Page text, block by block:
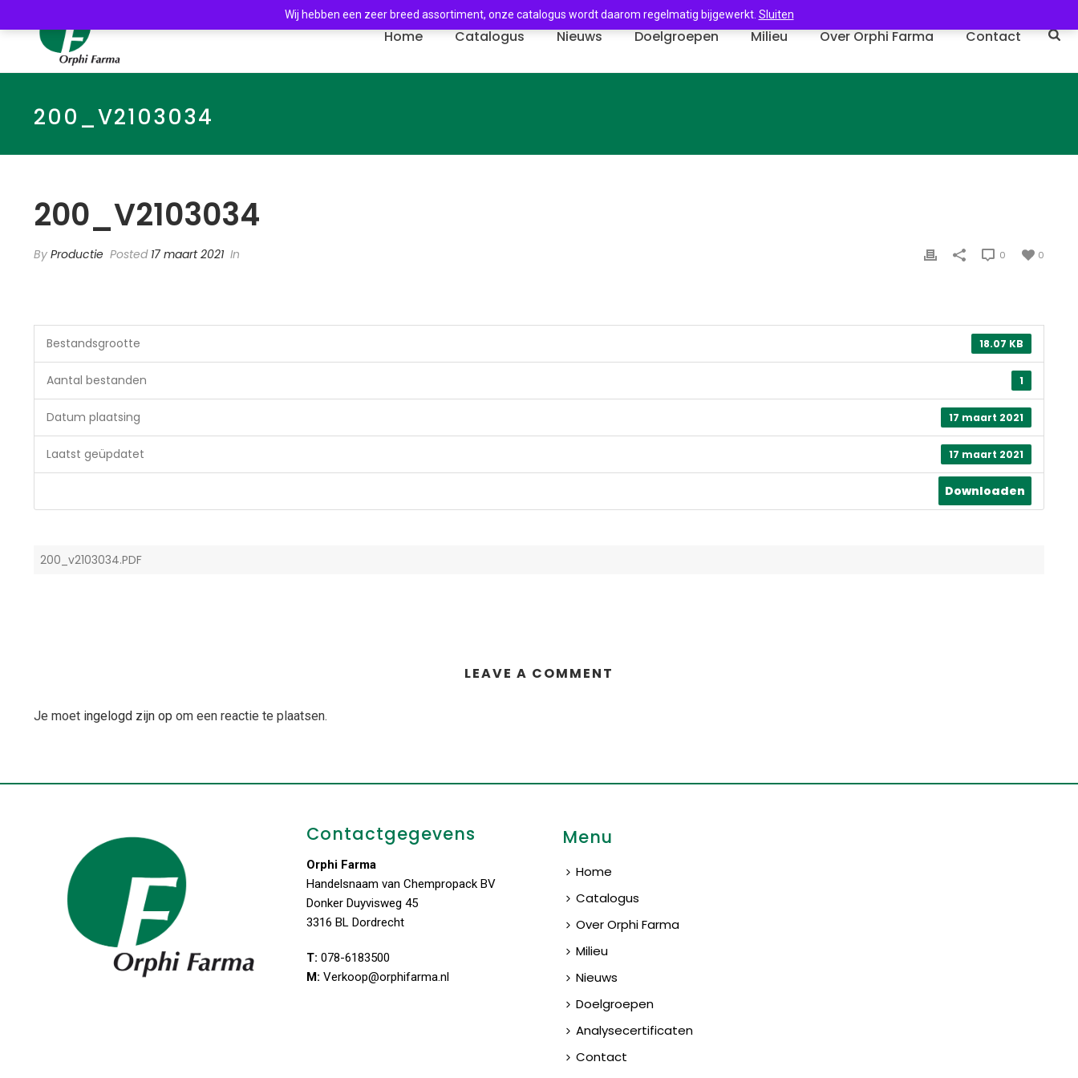
Home Catalogus Nieuws Doelgroepen Milieu Over Orphi Farma Contact
200_V2103034
200_V2103034
By Productie Posted 17 maart 2021 In 0
0
18.07 KB
Bestandsgrootte
1
Aantal bestanden
17 maart 2021
Datum plaatsing
17 maart 2021
Laatst geüpdatet
Downloaden
200_v2103034.PDF
LEAVE A COMMENT
Je moet ingelogd zijn op om een reactie te plaatsen.
Contactgegevens
Orphi Farma
Handelsnaam van Chempropack BV
Donker Duyvisweg 45
3316 BL Dordrecht
T: 078-6183500
M: Verkoop@orphifarma.nl
Menu
Home
Catalogus
Over Orphi Farma
Milieu
Nieuws
Doelgroepen
Analysecertificaten
Contact
Wij hebben een zeer breed assortiment, onze catalogus wordt daarom regelmatig bijgewerkt. Sluiten